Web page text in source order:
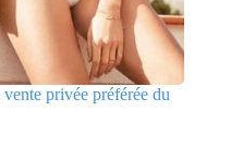
privée préférée du